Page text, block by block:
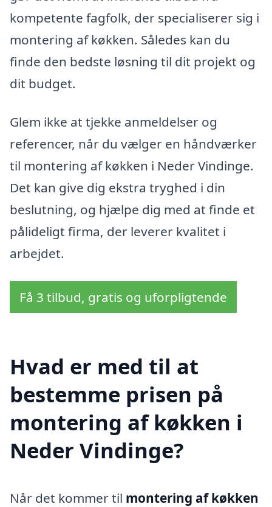
kompetente fagfolk, der specialiserer sig i
montering af køkken. Således kan du
finde den bedste løsning til dit projekt og
dit budget.
Glem ikke at tjekke anmeldelser og
referencer, når du vælger en håndværker
til montering af køkken i Neder Vindinge.
Det kan give dig ekstra tryghed i din
beslutning, og hjælpe dig med at finde et
pålideligt firma, der leverer kvalitet i
arbejdet.
Få 3 tilbud, gratis og uforpligtende
Hvad er med til at
bestemme prisen på
montering af køkken i
Neder Vindinge?
Når det kommer til montering af køkken